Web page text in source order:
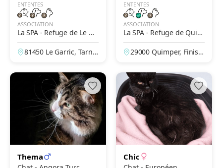
ENTENTES
ASSOCIATION
La SPA - Refuge de Le Ga
rric – Albi
81450 Le Garric, Tarn,
ENTENTES
ASSOCIATION
La SPA - Refuge de Quim
per – Du Corniguel
29000 Quimper, Finistè
Thema Chic